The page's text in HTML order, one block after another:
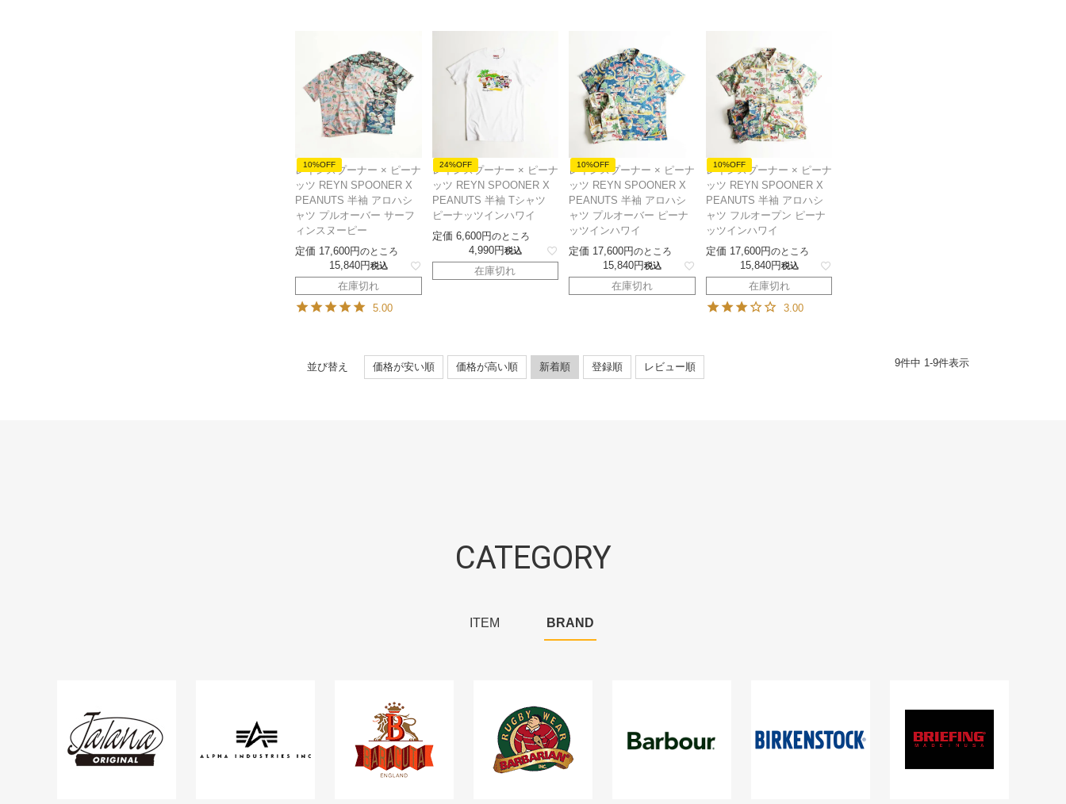
10%OFF
レインスプーナー × ピーナ
ッツ REYN SPOONER X
PEANUTS 半袖 アロハシ
ャツ プルオーバー サーフ
ィンスヌーピー
定価 17,600 のところ
15,840 税込
在庫切れ
5.00
24%OFF
レインスプーナー × ピーナ
ッツ REYN SPOONER X
PEANUTS 半袖 Tシャツ
ピーナッツインハワイ
定価 6,600 のところ
4,990 税込
在庫切れ
10%OFF
レインスプーナー × ピーナ
ッツ REYN SPOONER X
PEANUTS 半袖 アロハシ
ャツ プルオーバー ピーナ
ッツインハワイ
定価 17,600 のところ
15,840 税込
在庫切れ
10%OFF
レインスプーナー × ピーナ
ッツ REYN SPOONER X
PEANUTS 半袖 アロハシ
ャツ フルオープン ピーナ
ッツインハワイ
定価 17,600 のところ
15,840 税込
在庫切れ
3.00
並び替え 価格が安い順 価格が高い順 新着順 登録順 レビュー順 9件中 1-9件表示
CATEGORY
ITEM BRAND